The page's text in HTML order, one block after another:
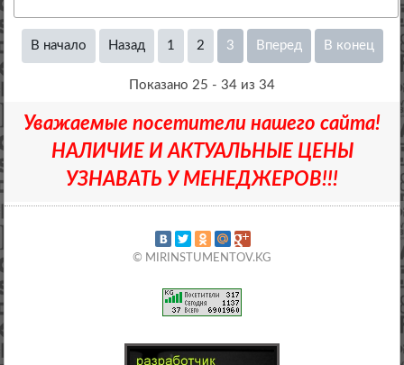
В начало Назад 1 2 3 Вперед В конец
Показано 25 - 34 из 34
Уважаемые посетители нашего сайта!
НАЛИЧИЕ И АКТУАЛЬНЫЕ ЦЕНЫ
УЗНАВАТЬ У МЕНЕДЖЕРОВ!!!
© MIRINSTUMENTOV.KG